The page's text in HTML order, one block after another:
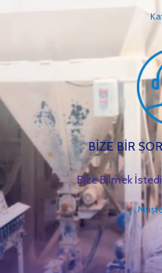
BİZE BİR
Bize Bilmek